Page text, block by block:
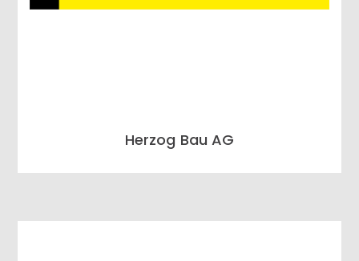
Herzog Bau AG